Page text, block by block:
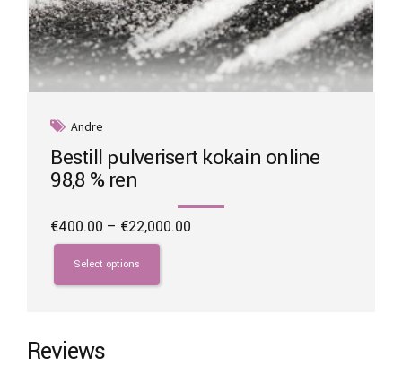
Andre
Bestill pulverisert kokain online
98,8 % ren
€400.00 – €22,000.00
Select options
This
product
has
The
options
Reviews